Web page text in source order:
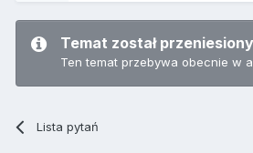
Temat został
Ten temat przebywa obecnie w
Lista pytań